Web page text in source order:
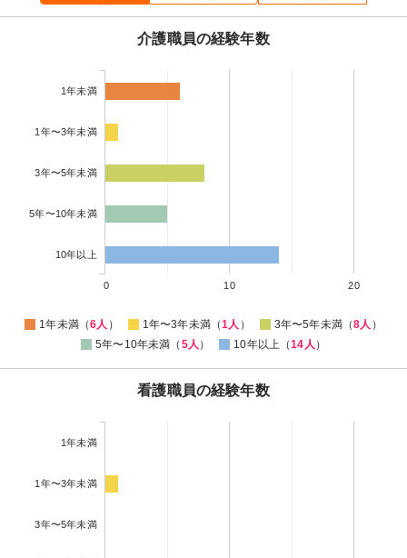
介護職員の経験年数
1年未満
1年〜3年未満
3年〜5年未満
5年〜10年未満
10年以上
0 10 20
1年未満（6人 ） 1年〜3年未満（1人 ） 3年〜5年未満（8人 ）
5年〜10年未満（ 5人 ） 10年以上（14人 ）
看護職員の経験年数
1年未満
1年〜3年未満
3年〜5年未満